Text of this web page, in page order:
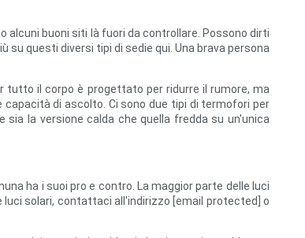
alcuni buoni siti là fuori da controllare. Possono dirti
su questi diversi tipi di sedie qui. Una brava persona
tutto il corpo è progettato per ridurre il rumore, ma
capacità di ascolto. Ci sono due tipi di termofori per
la versione calda che quella fredda su un'unica
ha i suoi pro e contro. La maggior parte delle luci
luci solari, contattaci all'indirizzo [email protected] o